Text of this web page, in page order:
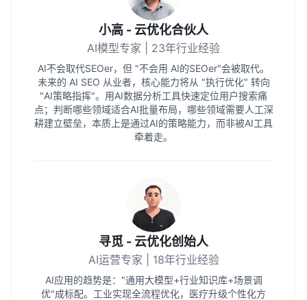
小高 - 云优化合伙人
AI模型专家 | 23年行业经验
AI不会取代SEOer，但 "不会用 AI的SEOer"会被取代。
未来的 AI SEO 从业者，核心能力将从 "执行优化" 转向
"AI策略指挥"。用AI数据分析工具快速定位用户搜索痛
点；判断哪些领域适合AI批量布局，哪些领域需要人工深
耕建立壁垒，本质上是通过AI的策略能力，而非被AI工具
牵着走。
寻觅 - 云优化创始人
AI运营专家 | 18年行业经验
AI应用的趋势是："通用大模型+行业知识库+场景调
优"成标配。工业实现全流程优化，医疗升级个性化方